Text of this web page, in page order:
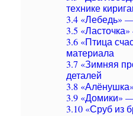
технике
3.4 «Лебедь» —
3.5
3.6 «Птица
материала
3.7 «Зимняя
деталей
3.8
3.9 «Домики»
3.10 «Сруб из